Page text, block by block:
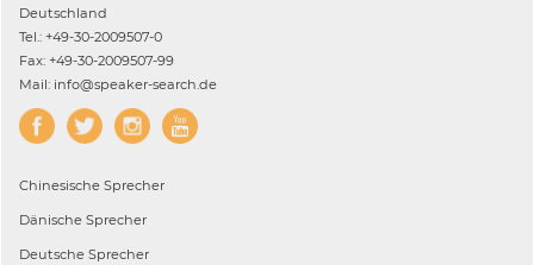
Deutschland
Tel.: +49-30-2009507-0
Fax: +49-30-2009507-99
Mail: info@speaker-search.de
Chinesische Sprecher
Dänische Sprecher
Deutsche Sprecher